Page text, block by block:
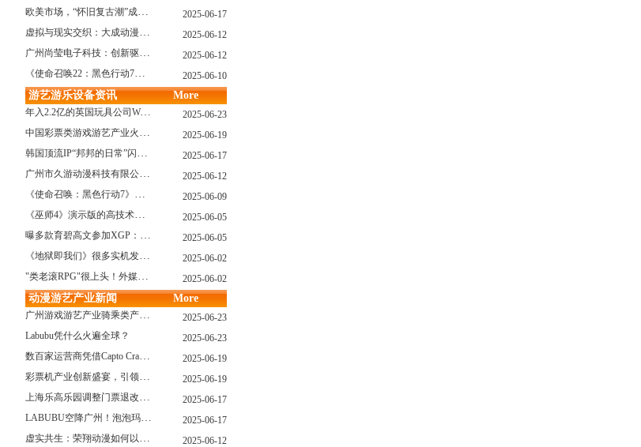
欧美市场，“怀旧复古潮”成今年爆火！ 2025-06-17
虚拟与现实交织：大成动漫如何用"数字工匠精神"重塑游艺产业价值生态 2025-06-12
广州尚莹电子科技：创新驱动，引领游艺产业智能化新浪潮 2025-06-12
《使命召唤22：黑色行动7》战役模式传闻引不满:玩家将扮演无名士兵 2025-06-10
游艺游乐设备资讯
More
年入2.2亿的英国玩具公司Wow! Stuff被收购！
2025-06-23
中国彩票类游戏游艺产业火红现状深度分析 2025-06-19
韩国顶流IP“邦邦的日常”闪现深圳 2025-06-17
广州市久游动漫科技有限公司：创新驱动，引领游艺产业新浪潮 2025-06-12
《使命召唤：黑色行动7》问题多多：或将重蹈覆辙 2025-06-09
《巫师4》演示版的高技术力能在PS5上复现吗？数毛社以为很有或许！ 2025-06-05
曝多款育碧高文参加XGP：《星球大战：亡命之徒》、《阿凡达：潘多拉边境》、《刺客信条：影》等 2025-06-05
《地狱即我们》很多实机发布！虚幻5的地狱级画质！ 2025-06-02
"类老滚RPG"很上头！外媒盛赞新作《污痕圣杯》 2025-06-02
动漫游艺产业新闻
More
广州游戏游艺产业骑乘类产品的创新革命与沉浸式体验升级
2025-06-23
Labubu凭什么火遍全球？
2025-06-23
数百家运营商凭借Capto Crane娃娃机赢得玩家青睐——您呢？ 2025-06-19
彩票机产业创新盛宴，引领数字娱乐新潮流 2025-06-19
上海乐高乐园调整门票退改政策，多项“全球首发”引关注 2025-06-17
LABUBU空降广州！泡泡玛特快闪店限时开启 2025-06-17
虚实共生：荣翔动漫如何以"科技+文化"双轮驱动重塑游艺产业新生态 2025-06-12